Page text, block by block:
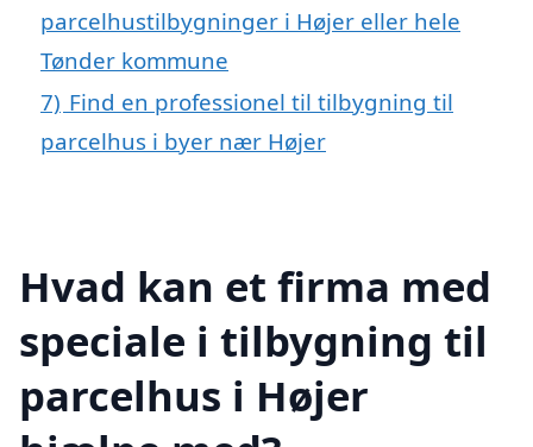
parcelhustilbygninger i Højer eller hele
Tønder kommune
7) Find en professionel til tilbygning til
parcelhus i byer nær Højer
Hvad kan et firma med
speciale i tilbygning til
parcelhus i Højer